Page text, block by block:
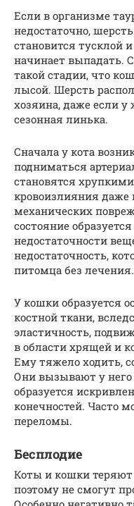
Если в организме
недостаточно,
становится тусклой
начинает выпадать.
такой стадии, что
лысой. Шерсть
хозяина, даже если у
сезонная линька.
Сначала у кота
подниматься
становятся
кровоизлияния даже
механических
состояние
недостаточности
недостаточность,
питомца без лечения.
У кошки образуется
костной ткани,
эластичность,
в области хрящей и
Ему тяжело ходить,
Они вызывают у
образуется
конечностей. Часто
переломы.
Бесплодие
Коты и кошки теряют
поэтому не смогут